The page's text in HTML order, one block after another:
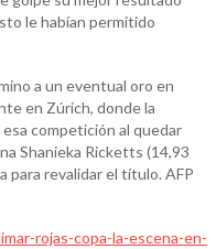
le habían permitido
a un eventual oro en
en Zúrich, donde la
competición al quedar
Shanieka Ricketts (14,93
para revalidar el título. AFP
rojas-copa-la-escena-en-